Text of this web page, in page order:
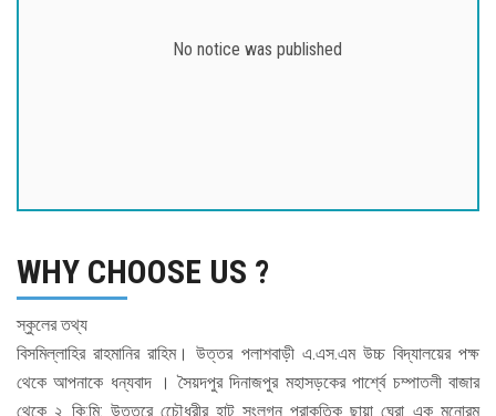
No notice was published
WHY CHOOSE US ?
স্কুলের তথ্য
বিসমিল্লাহির রাহমানির রাহিম। উত্তর পলাশবাড়ী এ.এস.এম উচ্চ বিদ্যালয়ের পক্ষ
থেকে আপনাকে ধন্যবাদ । সৈয়দপুর দিনাজপুর মহাসড়কের পার্শ্বে চম্পাতলী বাজার
থেকে ২ কি:মি: উত্তরে চেৌধুরীর হাট সংলগ্ন প্রাকৃতিক ছায়া ঘেরা এক মনোরম